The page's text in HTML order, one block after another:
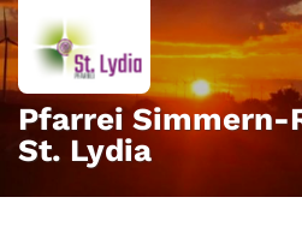
Zum Inhalt springen
Pfarrei Simmern-
St. Lydia